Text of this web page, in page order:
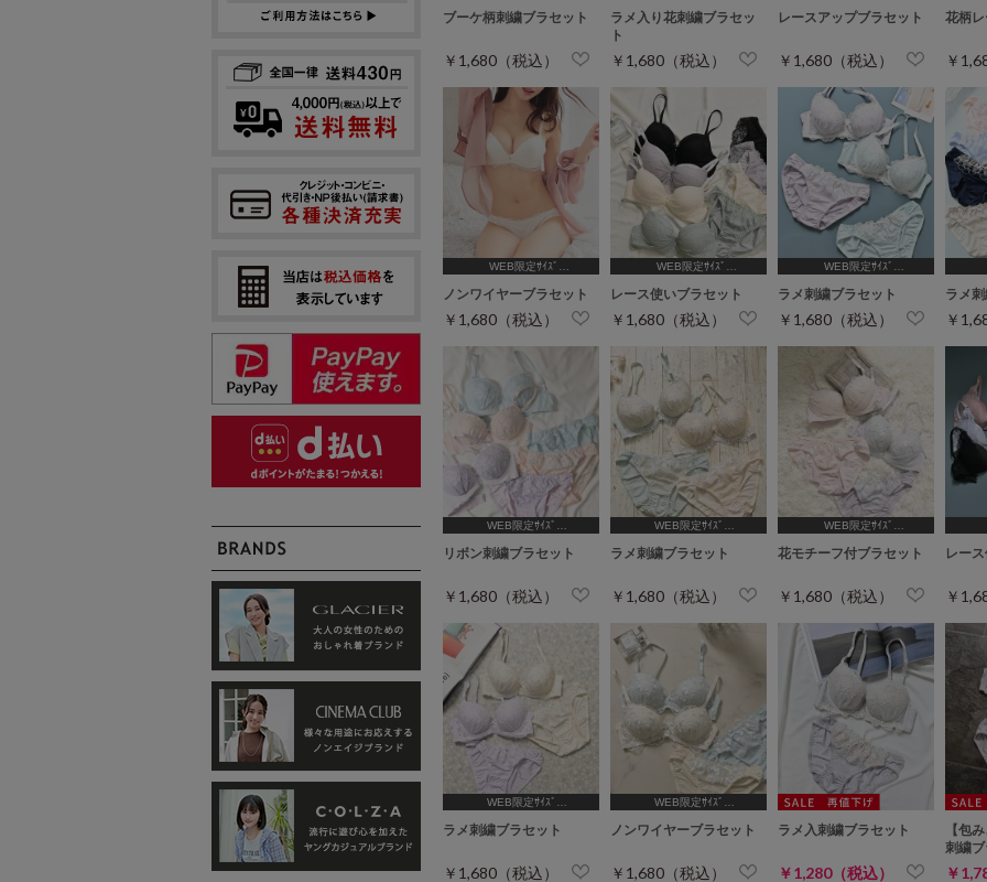
ブーケ柄刺繍ブラセット
￥1,680（税込）
ラメ入り花刺繍ブラセッ
ト
￥1,680（税込）
レースアップブラセット
￥1,680（税込）
花柄
￥
WEB限定ｻｲｽﾞ
ノンワイヤーブラセット
￥1,680（税込）
WEB限定ｻｲｽﾞ
レース使いブラセット
￥1,680（税込）
WEB限定ｻｲｽﾞ
ラメ刺繍ブラセット
￥1,680（税込）
ラメ
￥
WEB限定ｻｲｽﾞ
リボン刺繍ブラセット
￥1,680（税込）
WEB限定ｻｲｽﾞ
ラメ刺繍ブラセット
￥1,680（税込）
WEB限定ｻｲｽﾞ
花モチーフ付ブラセット
￥1,680（税込）
レー
￥
WEB限定ｻｲｽﾞ
ラメ刺繍ブラセット
￥1,680（税込）
WEB限定ｻｲｽﾞ
ノンワイヤーブラセット
￥1,680（税込）
ラメ入刺繍ブラセット
￥1,280（税込）
【包
刺繍ブ
￥